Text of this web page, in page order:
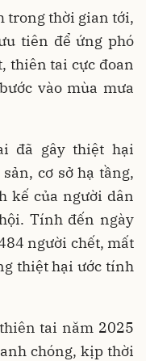
trong thời gian tới,
tiên để ứng phó
thiên tai cực đoan
vào mùa mưa
đã gây thiệt hại
cơ sở hạ tầng,
kế của người dân
Tính đến ngày
người chết, mất
thiệt hại ước tính
tai năm 2025
chóng, kịp thời